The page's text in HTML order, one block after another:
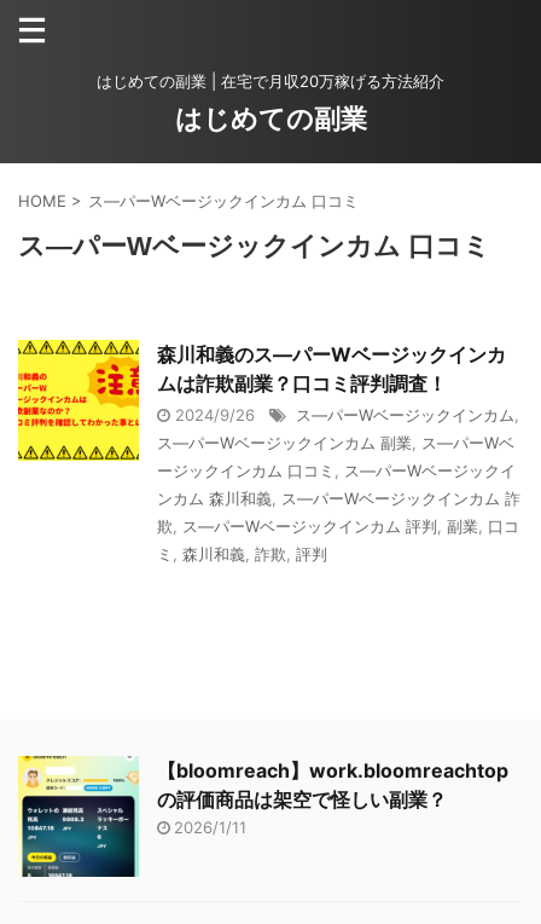
はじめての副業 | 在宅で月収20万稼げる方法紹介
はじめての副業
HOME > ス―パーWベージックインカム 口コミ
ス―パーWベージックインカム 口コミ
森川和義のス―パーWベージックインカ
ムは詐欺副業？口コミ評判調査！
2024/9/26 ス―パーWベージックインカム
ス―パーWベージックインカム 副業
ス―パーWベ
ージックインカム 口コミ
ス―パーWベージックイ
ンカム 森川和義
ス―パーWベージックインカム 詐
欺
ス―パーWベージックインカム 評判 副業
口コ
ミ
森川和義 詐欺 評判
【bloomreach】work.bloomreachtop
の評価商品は架空で怪しい副業？
2026/1/11